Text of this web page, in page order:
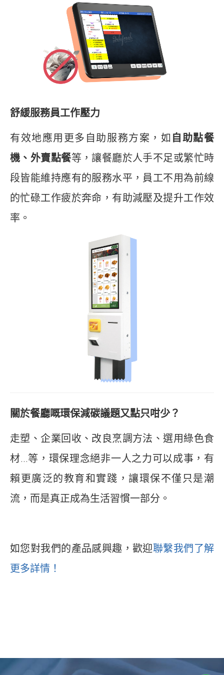
舒緩服務員工作壓力
有效地應用更多自助服務方案，如 自助點餐
機、外賣點餐等，讓餐廳於人手不足或繁忙時
段皆能維持應有的服務水平，員工不用為前線
的忙碌工作疲於奔命，有助減壓及提升工作效
率。
關於餐廳嘅環保減碳議題又點只咁少？
走塑、企業回收、改良烹調方法、選用綠色食
材...等，環保理念絕非一人之力可以成事，有
賴更廣泛的教育和實踐，讓環保不僅只是潮
流，而是真正成為生活習慣一部分。
如您對我們的產品感興趣，歡迎聯繫我們了解
更多詳情！